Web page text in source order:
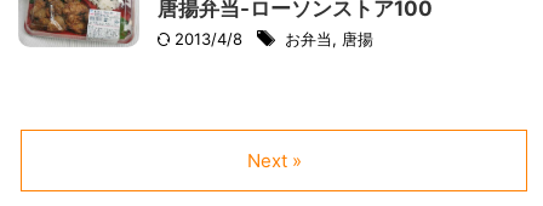
唐揚弁当-ローソンストア100
2013/4/8 お弁当, 唐揚
Next »